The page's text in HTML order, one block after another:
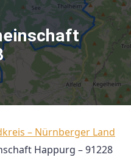
– Nürnberger Land
Happurg – 91228